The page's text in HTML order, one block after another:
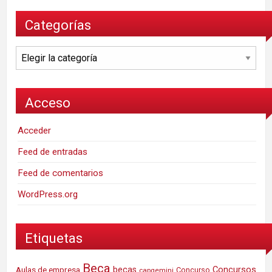
Categorías
Categorías
Acceso
Acceder
Feed de entradas
Feed de comentarios
WordPress.org
Etiquetas
Aulas de empresa Beca becas capgemini Concurso Concursos